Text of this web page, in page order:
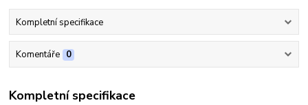
Kompletní specifikace
Komentáře 0
Kompletní specifikace